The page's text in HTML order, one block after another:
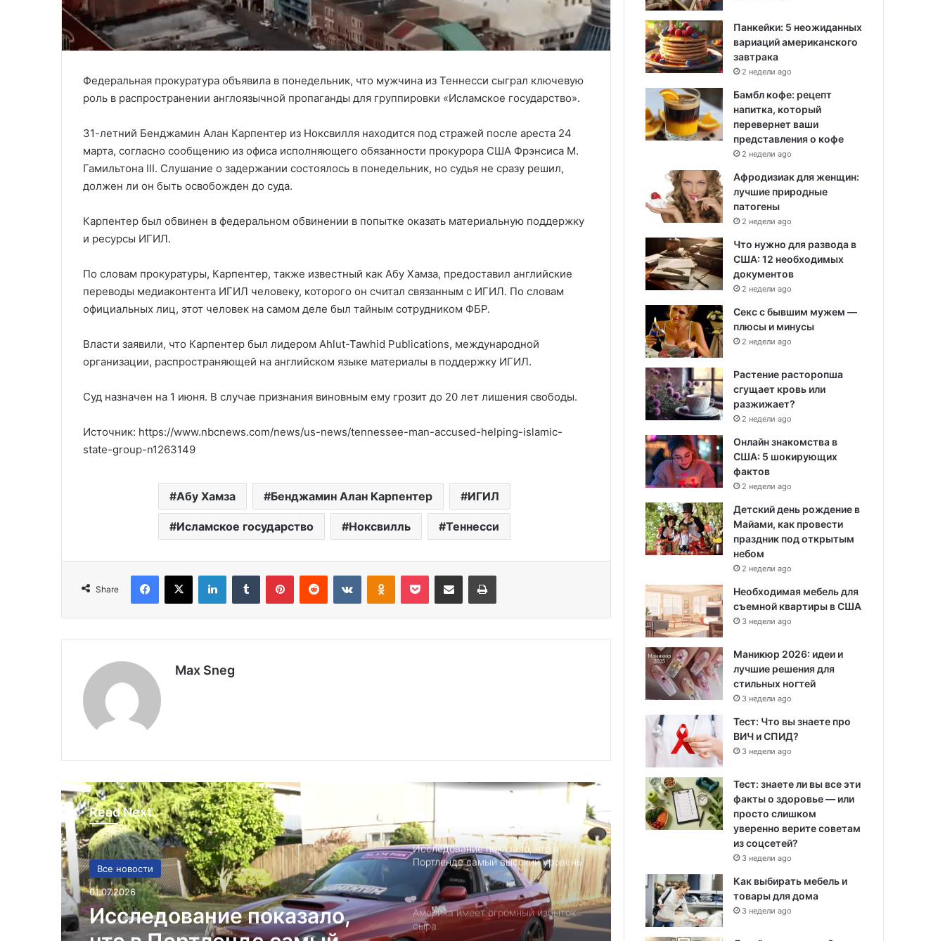
Федеральная прокуратура объявила в понедельник, что мужчина из Теннесси сыграл ключевую
роль в распространении англоязычной пропаганды для группировки «Исламское государство».
31-летний Бенджамин Алан Карпентер из Ноксвилля находится под стражей после ареста 24
марта, согласно сообщению из офиса исполняющего обязанности прокурора США Фрэнсиса М.
Гамильтона III. Слушание о задержании состоялось в понедельник, но судья не сразу решил,
должен ли он быть освобожден до суда.
Карпентер был обвинен в федеральном обвинении в попытке оказать материальную поддержку
и ресурсы ИГИЛ.
По словам прокуратуры, Карпентер, также известный как Абу Хамза, предоставил английские
переводы медиаконтента ИГИЛ человеку, которого он считал связанным с ИГИЛ. По словам
официальных лиц, этот человек на самом деле был тайным сотрудником ФБР.
Власти заявили, что Карпентер был лидером Ahlut-Tawhid Publications, международной
организации, распространяющей на английском языке материалы в поддержку ИГИЛ.
Суд назначен на 1 июня. В случае признания виновным ему грозит до 20 лет лишения свободы.
Источник: https://www.nbcnews.com/news/us-news/tennessee-man-accused-helping-islamic-
state-group-n1263149
Абу Хамза Бенджамин Алан Карпентер ИГИЛ
Исламское государство Ноксвилль Теннесси
Share
Max Sneg
Read Next
Все новости
01.07.2026
Исследование показало,
Удивительные факты о Флориде
Пляжный домик в Северной
проводили долгие выходные, теперь
доступен для сдачи в аренду для
Курсы бухгалтера в США
Детский день рождение в Майами,
как провести праздник под
Исследование показало, что в
Портленде самый высокий уровень
угона автомобилей на душу
населения в США
Америка имеет огромный избыток
сыра
Панкейки: 5 неожиданных
вариаций американского
завтрака
2 недели ago
Бамбл кофе: рецепт
напитка, который
перевернет ваши
представления о кофе
2 недели ago
Афродизиак для женщин:
лучшие природные
патогены
2 недели ago
Что нужно для развода в
США: 12 необходимых
документов
2 недели ago
Секс с бывшим мужем —
плюсы и минусы
2 недели ago
Растение расторопша
сгущает кровь или
разжижает?
2 недели ago
Онлайн знакомства в
США: 5 шокирующих
фактов
2 недели ago
Детский день рождение в
Майами, как провести
праздник под открытым
небом
2 недели ago
Необходимая мебель для
съемной квартиры в США
3 недели ago
Маникюр 2026: идеи и
лучшие решения для
стильных ногтей
3 недели ago
Тест: Что вы знаете про
ВИЧ и СПИД?
3 недели ago
Тест: знаете ли вы все эти
факты о здоровье — или
просто слишком
уверенно верите советам
из соцсетей?
3 недели ago
Как выбирать мебель и
товары для дома
3 недели ago